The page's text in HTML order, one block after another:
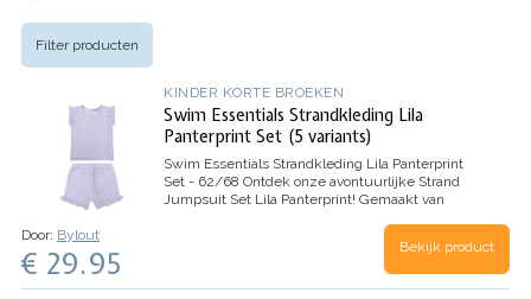
Filter producten
KINDER KORTE BROEKEN
Swim Essentials Strandkleding Lila
Panterprint Set (5 variants)
Swim Essentials Strandkleding Lila Panterprint
Set - 62/68 Ontdek onze avontuurlijke Strand
Jumpsuit Set Lila Panterprint! Gemaakt van
Door: Bylout
€ 29.95 Bekijk product